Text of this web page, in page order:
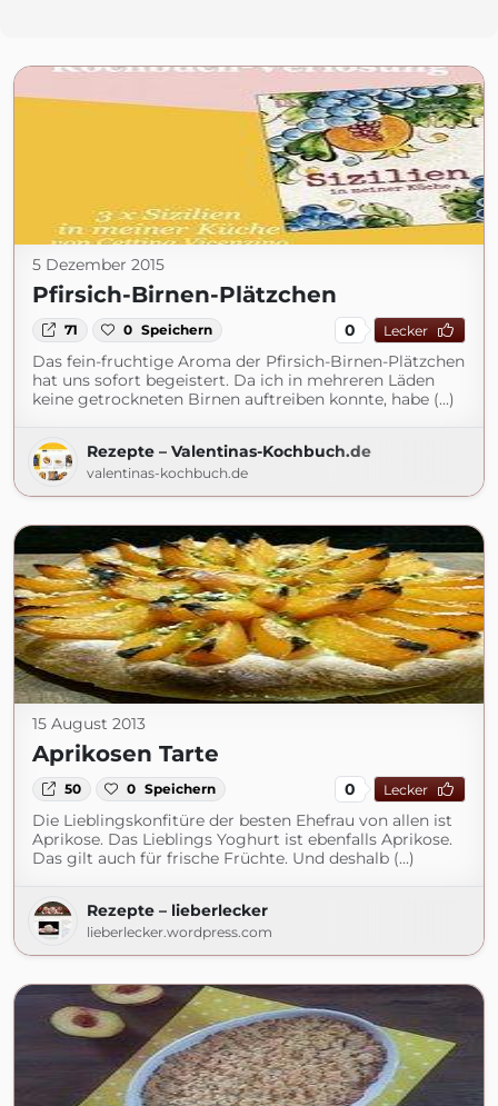
5 Dezember 2015
Pfirsich-Birnen-Plätzchen
71 0 Speichern 0 Lecker
Das fein-fruchtige Aroma der Pfirsich-Birnen-Plätzchen
hat uns sofort begeistert. Da ich in mehreren Läden
keine getrockneten Birnen auftreiben konnte, habe (...)
Rezepte – Valentinas-Kochbuch.de
valentinas-kochbuch.de
15 August 2013
Aprikosen Tarte
50 0 Speichern 0 Lecker
Die Lieblingskonfitüre der besten Ehefrau von allen ist
Aprikose. Das Lieblings Yoghurt ist ebenfalls Aprikose.
Das gilt auch für frische Früchte. Und deshalb (...)
Rezepte – lieberlecker
lieberlecker.wordpress.com